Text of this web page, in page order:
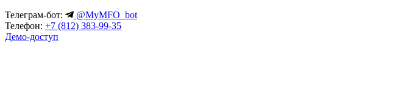
Телеграм-бот:
@MyMFO_bot
Телефон: +7 (812) 383-99-35
Демо-доступ